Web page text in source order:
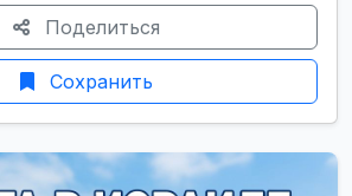
Поделиться
Сохранить